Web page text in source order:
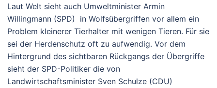
Laut Welt sieht auch Umweltminister Armin
Willingmann (SPD) in Wolfsübergriffen vor allem ein
Problem kleinerer Tierhalter mit wenigen Tieren. Für sie
sei der Herdenschutz oft zu aufwendig. Vor dem
Hintergrund des sichtbaren Rückgangs der Übergriffe
sieht der SPD-Politiker die von
Landwirtschaftsminister Sven Schulze (CDU)